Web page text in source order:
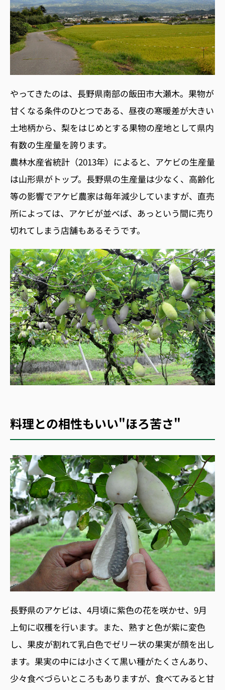
やってきたのは、長野県南部の飯田市大瀬木。果物が
甘くなる条件のひとつである、昼夜の寒暖差が大きい
土地柄から、梨をはじめとする果物の産地として県内
有数の生産量を誇ります。
農林水産省統計（2013年）によると、アケビの生産量
は山形県がトップ。長野県の生産量は少なく、高齢化
等の影響でアケビ農家は毎年減少していますが、直売
所によっては、アケビが並べば、あっという間に売り
切れてしまう店舗もあるそうです。
料理との相性もいい"ほろ苦さ"
長野県のアケビは、4月頃に紫色の花を咲かせ、9月
上旬に収穫を行います。また、熟すと色が紫に変色
し、果皮が割れて乳白色でゼリー状の果実が顔を出し
ます。果実の中には小さくて黒い種がたくさんあり、
少々食べづらいところもありますが、食べてみると甘